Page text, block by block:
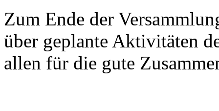
Zum Ende der
über geplante Aktivitäten
allen für die gute